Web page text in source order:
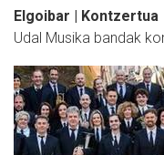
Elgoibar | Kontzertua
Udal Musika bandak